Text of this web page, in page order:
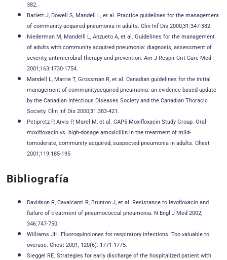
382.
Barlett J, Dowell S, Mandell L, et al. Practice guidelines for the management
of community-acquired pneumonia in adults. Clin Inf Dis 2000;31:347-382.
Niederman M, Mandelll L, Anzueto A, et al. Guidelines for the management
of adults with community acquired pneumonia: diagnosis, assessment of
severity, antimicrobial therapy and prevention. Am J Respir Crit Care Med
2001;163:1730-1754.
Mandell L, Marrie T, Grossman R, et al. Canadian guidelines for the initial
management of communityacquired pneumonia: an evidence based update
by the Canadian Infectious Diseases Society and the Canadian Thoracic
Society. Clin Inf Dis 2000;31:383-421.
Petipretz P, Arvis P, Marel M, et al. CAP5 Moxifloxacin Study Group. Oral
moxifloxacin vs. high-dosage amoxicillin in the treatment of mild-
tomoderate, community acquired, suspected pneumonia in adults. Chest
2001;119:185-195
Bibliografía
Davidson R, Cavalcanti R, Brunton J, et al. Resistance to levofloxacin and
failure of treatment of pneumococcal pneumonia. N Engl J Med 2002;
346:747-750.
Williams JH. Fluoroquinolones for respiratory infections. Too valuable to
overuse. Chest 2001; 120(6): 1771-1775.
Sieggel RE. Strategies for early discharge of the hospitalized patient with